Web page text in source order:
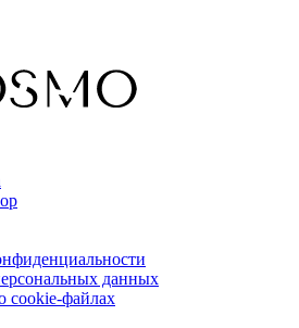
данных
cookie-файлах